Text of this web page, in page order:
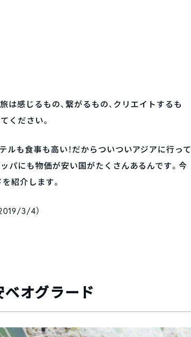
感じるもの、繋がるもの、クリエイトするも
ください。
ルも食事も高い！だからついついアジアに行って
パにも物価が安い国がたくさんあるんです。今
紹介します。
3/4）
オグラード